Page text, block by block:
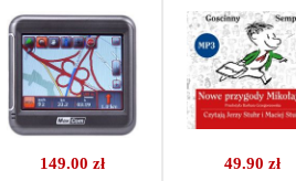
149.00 zł 49.90 zł